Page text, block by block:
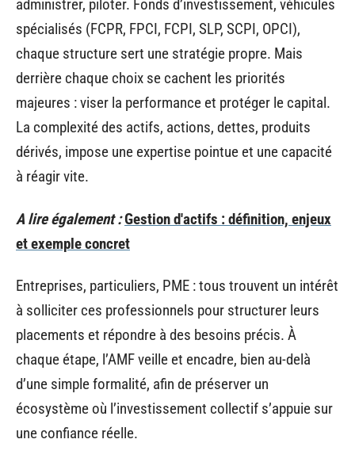
administrer, piloter. Fonds d’investissement, véhicules
spécialisés (FCPR, FPCI, FCPI, SLP, SCPI, OPCI),
chaque structure sert une stratégie propre. Mais
derrière chaque choix se cachent les priorités
majeures : viser la performance et protéger le capital.
La complexité des actifs, actions, dettes, produits
dérivés, impose une expertise pointue et une capacité
à réagir vite.
A lire également :Gestion d'actifs : définition, enjeux
et exemple concret
Entreprises, particuliers, PME : tous trouvent un intérêt
à solliciter ces professionnels pour structurer leurs
placements et répondre à des besoins précis. À
chaque étape, l’AMF veille et encadre, bien au-delà
d’une simple formalité, afin de préserver un
écosystème où l’investissement collectif s’appuie sur
une confiance réelle.